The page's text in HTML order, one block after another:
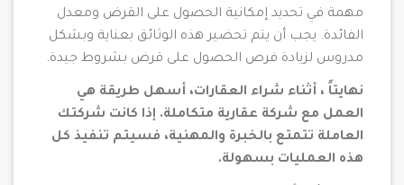
مهمة في تحديد إمكانية الحصول على القرض ومعدل
الفائدة. يجب أن يتم تحضير هذه الوثائق بعناية وبشكل
مدروس لزيادة فرص الحصول على قرض بشروط جيدة.
نهايتاً ، أثناء شراء العقارات، أسهل طريقة هي
العمل مع شركة عقارية متكاملة. إذا كانت شركتك
العاملة تتمتع بالخبرة والمهنية، فسيتم تنفيذ كل
هذه العمليات بسهولة.